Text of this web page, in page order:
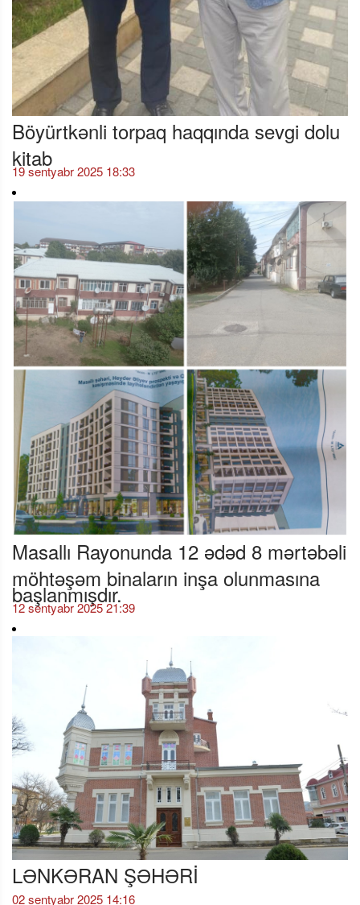
Böyürtkənli torpaq haqqında sevgi dolu
kitab
19 sentyabr 2025 18:33
Masallı Rayonunda 12 ədəd 8 mərtəbəli
möhtəşəm binaların inşa olunmasına
başlanmışdır.
12 sentyabr 2025 21:39
LƏNKƏRAN ŞƏHƏRİ
02 sentyabr 2025 14:16